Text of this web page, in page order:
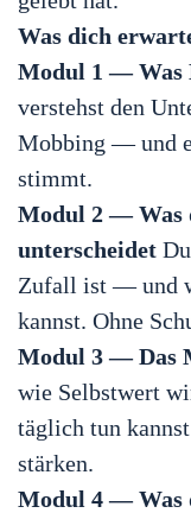
Was dich
Modul 1 — Was
verstehst den
Mobbing — und
stimmt.
Modul 2 — Was
unterscheidet
Zufall ist — und
kannst. Ohne
Modul 3 — Das
wie Selbstwert
täglich tun
stärken.
Modul 4 — Was